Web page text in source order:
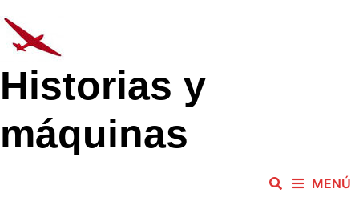
al
contenido
Historias y
máquinas
MENÚ